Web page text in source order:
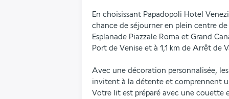
En choisissant Papadopoli Hotel
chance de séjourner en plein centre
Esplanade Piazzale Roma et Grand
Port de Venise et à 1,1 km de Arrêt de
Avec une décoration personnalisée,
invitent à la détente et comprennent
Votre lit est préparé avec une